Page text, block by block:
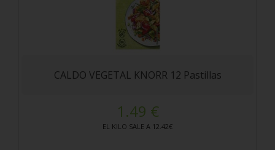
CALDO VEGETAL KNORR 12 Pastillas
1.49 €
EL KILO SALE A 12.42€